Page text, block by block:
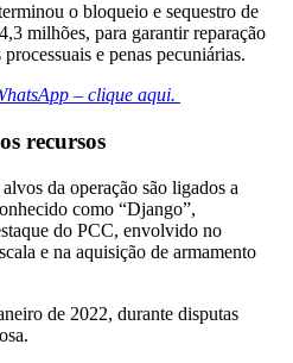
o bloqueio e sequestro de
milhões, para garantir reparação
e penas pecuniárias.
– clique aqui.
recursos
da operação são ligados a
como “Django”,
do PCC, envolvido no
e na aquisição de armamento
de 2022, durante disputas